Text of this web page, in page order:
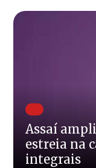
Assaí
estreia na
integrais